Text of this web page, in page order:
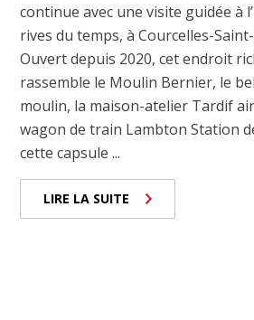
continue avec une visite guidée à
rives du temps, à Courcelles-
Ouvert depuis 2020, cet endroit
rassemble le Moulin Bernier, le
moulin, la maison-atelier Tardif
wagon de train Lambton Station
cette capsule ...
LIRE LA SUITE